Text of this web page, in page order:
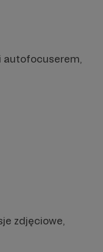
zdjęciowe,